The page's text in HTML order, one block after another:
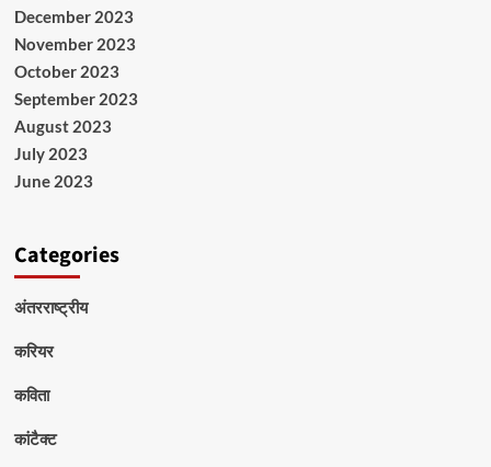
December 2023
November 2023
October 2023
September 2023
August 2023
July 2023
June 2023
Categories
अंतरराष्ट्रीय
करियर
कविता
कांटैक्ट